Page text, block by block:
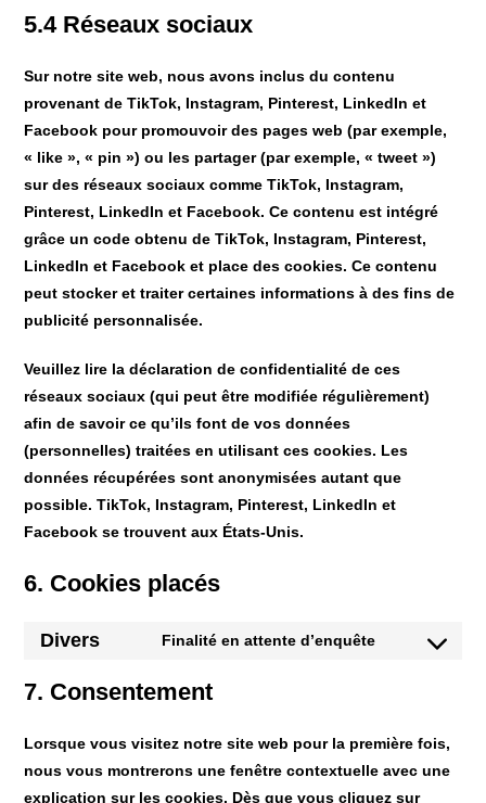
5.4 Réseaux sociaux
Sur notre site web, nous avons inclus du contenu
provenant de TikTok, Instagram, Pinterest, LinkedIn et
Facebook pour promouvoir des pages web (par exemple,
« like », « pin ») ou les partager (par exemple, « tweet »)
sur des réseaux sociaux comme TikTok, Instagram,
Pinterest, LinkedIn et Facebook. Ce contenu est intégré
grâce un code obtenu de TikTok, Instagram, Pinterest,
LinkedIn et Facebook et place des cookies. Ce contenu
peut stocker et traiter certaines informations à des fins de
publicité personnalisée.
Veuillez lire la déclaration de confidentialité de ces
réseaux sociaux (qui peut être modifiée régulièrement)
afin de savoir ce qu’ils font de vos données
(personnelles) traitées en utilisant ces cookies. Les
données récupérées sont anonymisées autant que
possible. TikTok, Instagram, Pinterest, LinkedIn et
Facebook se trouvent aux États-Unis.
6. Cookies placés
Divers Finalité en attente d’enquête
7. Consentement
Lorsque vous visitez notre site web pour la première fois,
nous vous montrerons une fenêtre contextuelle avec une
explication sur les cookies. Dès que vous cliquez sur